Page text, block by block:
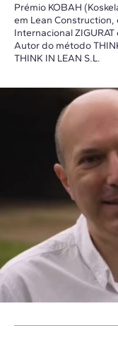
Prémio KOBAH
em Lean
Internacional
Autor do método
THINK IN LEAN S.L.